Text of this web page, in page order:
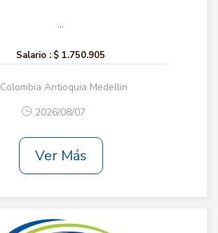
...
Salario : $ 1.750.905
Colombia Antioquia Medellin
2026/08/07
Ver Más